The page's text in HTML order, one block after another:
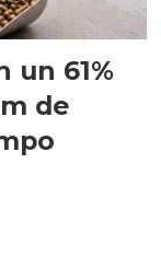
un 61%
de